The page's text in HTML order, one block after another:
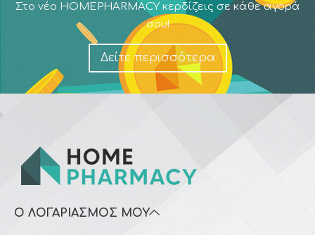
Στο νέο HOMEPHARMACY κερδίζεις σε κάθε αγορά
σου!
Δείτε περισσότερα
Ο ΛΟΓΑΡΙΑΣΜΌΣ ΜΟΥ